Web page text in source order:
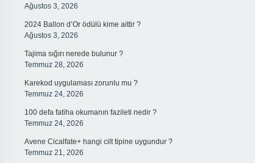
Ağustos 3, 2026
2024 Ballon d’Or ödülü kime aittir ?
Ağustos 3, 2026
Tajima sığırı nerede bulunur ?
Temmuz 28, 2026
Karekod uygulaması zorunlu mu ?
Temmuz 24, 2026
100 defa fatiha okumanın fazileti nedir ?
Temmuz 24, 2026
Avene Cicalfate+ hangi cilt tipine uygundur ?
Temmuz 21, 2026